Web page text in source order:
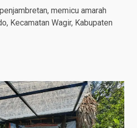
memicu amarah
Kecamatan Wagir, Kabupaten